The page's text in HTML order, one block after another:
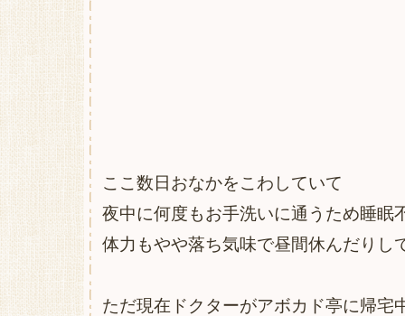
ここ数日おなかをこわしていて
夜中に何度もお手洗いに通うため睡眠
体力もやや落ち気味で昼間休んだりし
ただ現在ドクターがアボカド亭に帰宅